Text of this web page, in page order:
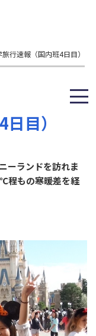
行速報（国内班4日目）
目）
ーランドを訪れま
程もの寒暖差を経